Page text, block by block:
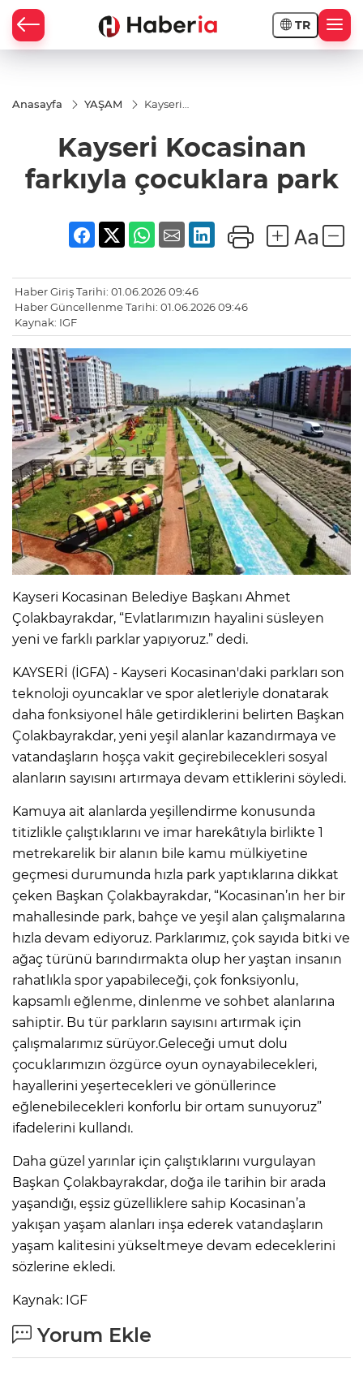
TR
Anasayfa YAŞAM
Kayseri
çocuklara
park
Kayseri Kocasinan
farkıyla çocuklara park
Haber Giriş Tarihi: 01.06.2026 09:46
Haber Güncellenme Tarihi: 01.06.2026 09:46
Kaynak: IGF
Kayseri Kocasinan Belediye Başkanı Ahmet
Çolakbayrakdar, “Evlatlarımızın hayalini süsleyen
yeni ve farklı parklar yapıyoruz.” dedi.
KAYSERİ (İGFA) - Kayseri Kocasinan'daki parkları son
teknoloji oyuncaklar ve spor aletleriyle donatarak
daha fonksiyonel hâle getirdiklerini belirten Başkan
Çolakbayrakdar, yeni yeşil alanlar kazandırmaya ve
vatandaşların hoşça vakit geçirebilecekleri sosyal
alanların sayısını artırmaya devam ettiklerini söyledi.
Kamuya ait alanlarda yeşillendirme konusunda
titizlikle çalıştıklarını ve imar harekâtıyla birlikte 1
metrekarelik bir alanın bile kamu mülkiyetine
geçmesi durumunda hızla park yaptıklarına dikkat
çeken Başkan Çolakbayrakdar, “Kocasinan’ın her bir
mahallesinde park, bahçe ve yeşil alan çalışmalarına
hızla devam ediyoruz. Parklarımız, çok sayıda bitki ve
ağaç türünü barındırmakta olup her yaştan insanın
rahatlıkla spor yapabileceği, çok fonksiyonlu,
kapsamlı eğlenme, dinlenme ve sohbet alanlarına
sahiptir. Bu tür parkların sayısını artırmak için
çalışmalarımız sürüyor.Geleceği umut dolu
çocuklarımızın özgürce oyun oynayabilecekleri,
hayallerini yeşertecekleri ve gönüllerince
eğlenebilecekleri konforlu bir ortam sunuyoruz”
ifadelerini kullandı.
Daha güzel yarınlar için çalıştıklarını vurgulayan
Başkan Çolakbayrakdar, doğa ile tarihin bir arada
yaşandığı, eşsiz güzelliklere sahip Kocasinan’a
yakışan yaşam alanları inşa ederek vatandaşların
yaşam kalitesini yükseltmeye devam edeceklerini
sözlerine ekledi.
Kaynak: IGF
Yorum Ekle